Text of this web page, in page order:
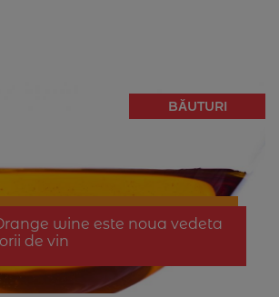
BĂUTURI
wine este noua vedeta
de vin